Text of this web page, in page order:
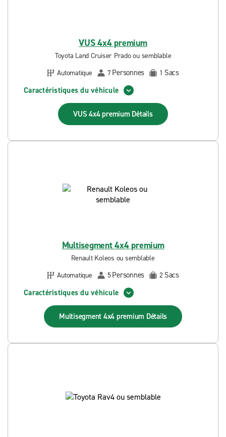
VUS 4x4 premium
Toyota Land Cruiser Prado ou semblable
Automatique
7Personnes 1 Sacs
Caractéristiques du véhicule
VUS 4x4 premium Détails
Multisegment 4x4 premium
Renault Koleos ou semblable
Automatique
5Personnes 2 Sacs
Caractéristiques du véhicule
Multisegment 4x4 premium Détails